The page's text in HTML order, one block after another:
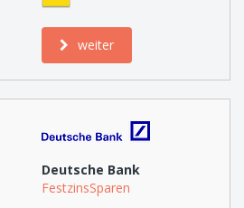
weiter
Deutsche Bank
FestzinsSparen